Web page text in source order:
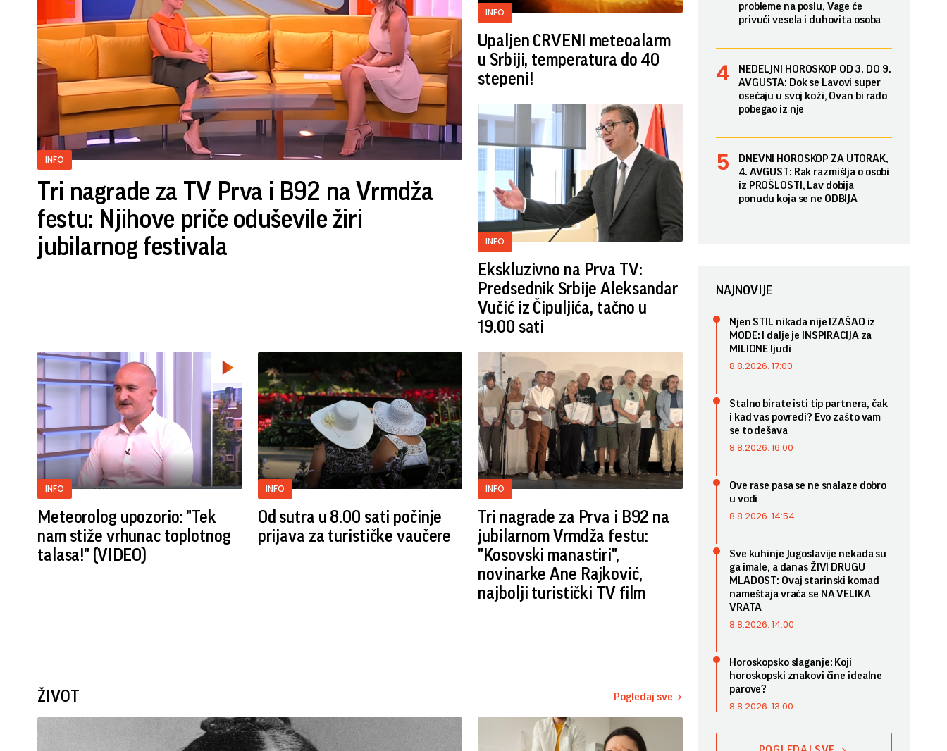
INFO
Tri nagrade za TV Prva i B92 na Vrmdža
festu: Njihove priče oduševile žiri
jubilarnog festivala
INFO
Upaljen CRVENI meteoalarm
u Srbiji, temperatura do 40
stepeni!
INFO
Ekskluzivno na Prva TV:
Predsednik Srbije Aleksandar
Vučić iz Čipuljića, tačno u
19.00 sati
INFO
Meteorolog upozorio: "Tek
nam stiže vrhunac toplotnog
talasa!" (VIDEO)
INFO
Od sutra u 8.00 sati počinje
prijava za turističke vaučere
INFO
Tri nagrade za Prva i B92 na
jubilarnom Vrmdža festu:
"Kosovski manastiri",
novinarke Ane Rajković,
najbolji turistički TV film
ŽIVOT Pogledaj sve
probleme na poslu, Vage će
privući vesela i duhovita osoba
NEDELJNI HOROSKOP OD 3. DO 9.
AVGUSTA: Dok se Lavovi super
osećaju u svoj koži, Ovan bi rado
pobegao iz nje
DNEVNI HOROSKOP ZA UTORAK,
4. AVGUST: Rak razmišlja o osobi
iz PROŠLOSTI, Lav dobija
ponudu koja se ne ODBIJA
NAJNOVIJE
Njen STIL nikada nije IZAŠAO iz
MODE: I dalje je INSPIRACIJA za
MILIONE ljudi
8.8.2026. 17:00
Stalno birate isti tip partnera, čak
i kad vas povredi? Evo zašto vam
se to dešava
8.8.2026. 16:00
Ove rase pasa se ne snalaze dobro
u vodi
8.8.2026. 14:54
Sve kuhinje Jugoslavije nekada su
ga imale, a danas ŽIVI DRUGU
MLADOST: Ovaj starinski komad
nameštaja vraća se NA VELIKA
VRATA
8.8.2026. 14:00
Horoskopsko slaganje: Koji
horoskopski znakovi čine idealne
parove?
8.8.2026. 13:00